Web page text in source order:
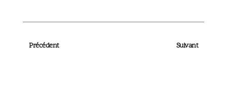
Précédent Suivant